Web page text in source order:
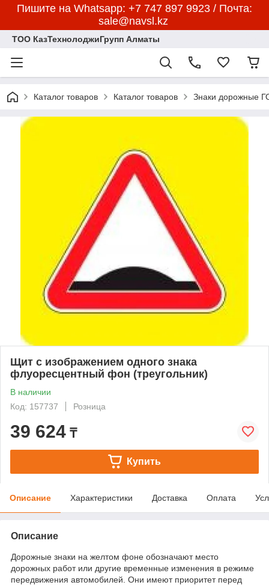
Пишите на Whatsapp: +7 747 897 9923 / Почта:
sale@navsl.kz
ТОО КазТехнолоджиГрупп Алматы
Каталог товаров Каталог товаров Знаки дорожные
Щит с изображением одного знака
флуоресцентный фон (треугольник)
В наличии
Код: 157737
Розница
39 624 ₸
Купить
Описание Характеристики Доставка Оплата
Описание
Дорожные знаки на желтом фоне обозначают место
дорожных работ или другие временные изменения в режиме
передвижения автомобилей. Они имеют приоритет перед